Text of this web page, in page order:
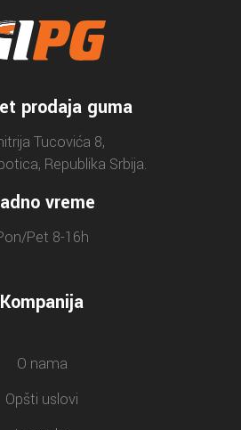
prodaja guma
Tucovića 8,
Republika Srbija.
vreme
Pet 8-16h
Kompanija
O nama
Opšti uslovi